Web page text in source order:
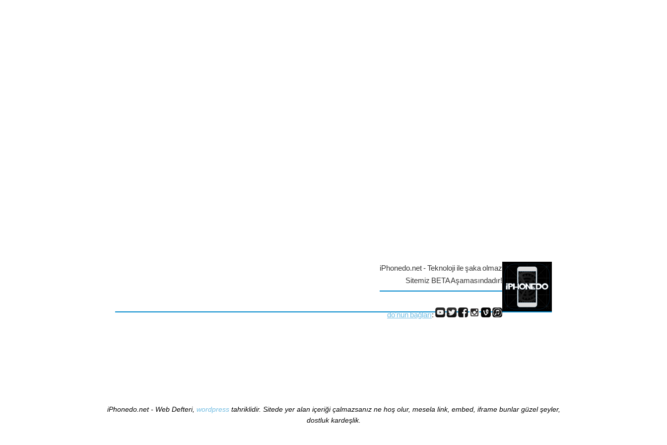
iPhonedo.net - Teknoloji ile şaka olmaz
Sitemiz BETA Aşamasındadır!
do'nun bağları:
iPhonedo.net - Web Defteri, wordpresstahriklidir. Sitede yer alan içeriği çalmazsanız ne hoş olur, mesela link, embed, iframe bunlar güzel şeyler,
dostluk kardeşlik.